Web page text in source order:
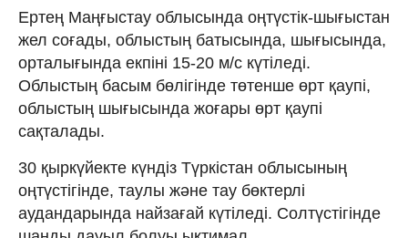
Ертең Маңғыстау облысында оңтүстік-шығыстан
жел соғады, облыстың батысында, шығысында,
орталығында екпіні 15-20 м/с күтіледі.
Облыстың басым бөлігінде төтенше өрт қаупі,
облыстың шығысында жоғары өрт қаупі
сақталады.
30 қыркүйекте күндіз Түркістан облысының
оңтүстігінде, таулы және тау бөктерлі
аудандарында найзағай күтіледі. Солтүстігінде